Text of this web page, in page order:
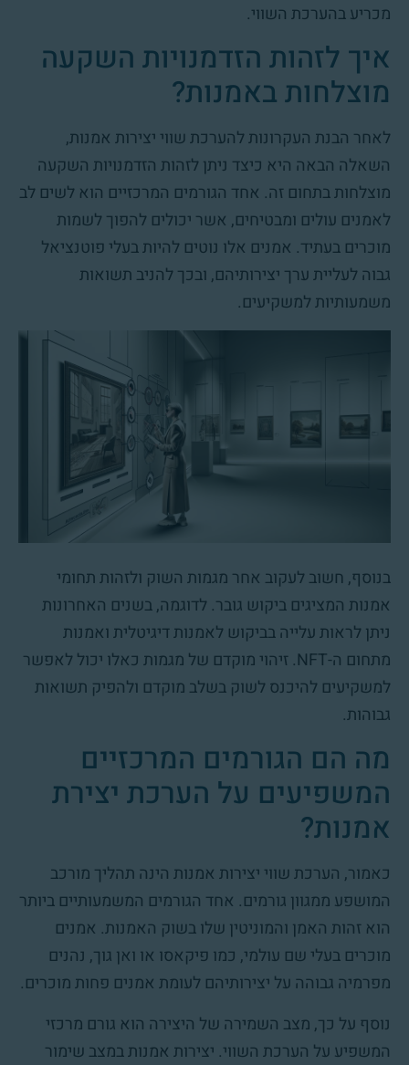
מכריע בהערכת השווי.
איך לזהות הזדמנויות השקעה
מוצלחות באמנות?
לאחר הבנת העקרונות להערכת שווי יצירות אמנות,
השאלה הבאה היא כיצד ניתן לזהות הזדמנויות השקעה
מוצלחות בתחום זה. אחד הגורמים המרכזיים הוא לשים לב
לאמנים עולים ומבטיחים, אשר יכולים להפוך לשמות
מוכרים בעתיד. אמנים אלו נוטים להיות בעלי פוטנציאל
גבוה לעליית ערך יצירותיהם, ובכך להניב תשואות
משמעותיות למשקיעים.
בנוסף, חשוב לעקוב אחר מגמות השוק ולזהות תחומי
אמנות המציגים ביקוש גובר. לדוגמה, בשנים האחרונות
ניתן לראות עלייה בביקוש לאמנות דיגיטלית ואמנות
מתחום ה-NFT. זיהוי מוקדם של מגמות כאלו יכול לאפשר
למשקיעים להיכנס לשוק בשלב מוקדם ולהפיק תשואות
גבוהות.
מה הם הגורמים המרכזיים
המשפיעים על הערכת יצירת
אמנות?
כאמור, הערכת שווי יצירות אמנות הינה תהליך מורכב
המושפע ממגוון גורמים. אחד הגורמים המשמעותיים ביותר
הוא זהות האמן והמוניטין שלו בשוק האמנות. אמנים
מוכרים בעלי שם עולמי, כמו פיקאסו או ואן גוך, נהנים
מפרמיה גבוהה על יצירותיהם לעומת אמנים פחות מוכרים.
נוסף על כך, מצב השמירה של היצירה הוא גורם מרכזי
המשפיע על הערכת השווי. יצירות אמנות במצב שימור